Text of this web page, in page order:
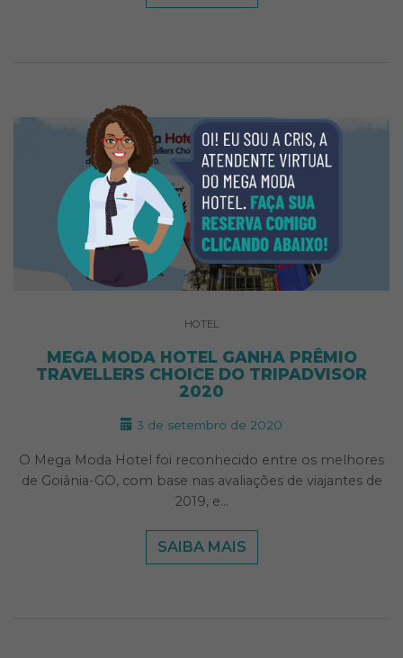
HOTEL
MEGA MODA HOTEL GANHA PRÊMIO
TRAVELLERS CHOICE DO TRIPADVISOR
2020
3 de setembro de 2020
O Mega Moda Hotel foi reconhecido entre os melhores
de Goiânia-GO, com base nas avaliações de viajantes de
2019, e…
SAIBA MAIS